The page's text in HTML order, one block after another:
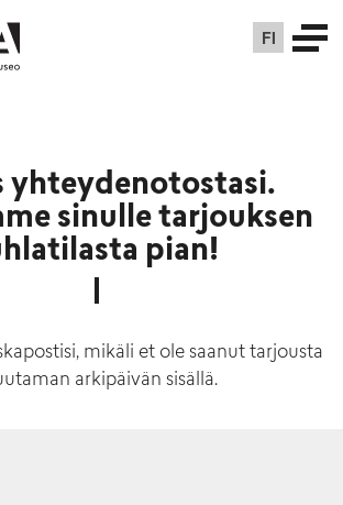
FI
yhteydenotostasi.
sinulle tarjouksen
pian!
mikäli et ole saanut tarjousta
arkipäivän sisällä.